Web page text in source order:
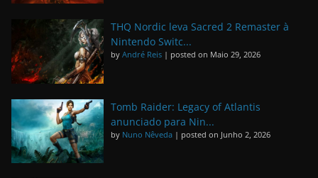
THQ Nordic leva Sacred 2 Remaster à
Nintendo Switc...
by André Reis | posted on Maio 29, 2026
Tomb Raider: Legacy of Atlantis
anunciado para Nin...
by Nuno Nêveda | posted on Junho 2, 2026